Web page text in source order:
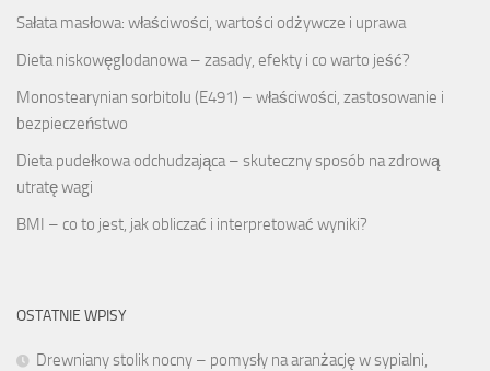
Sałata masłowa: właściwości, wartości odżywcze i uprawa
Dieta niskowęglodanowa – zasady, efekty i co warto jeść?
Monostearynian sorbitolu (E491) – właściwości, zastosowanie i
bezpieczeństwo
Dieta pudełkowa odchudzająca – skuteczny sposób na zdrową
utratę wagi
BMI – co to jest, jak obliczać i interpretować wyniki?
OSTATNIE WPISY
Drewniany stolik nocny – pomysły na aranżację w sypialni,